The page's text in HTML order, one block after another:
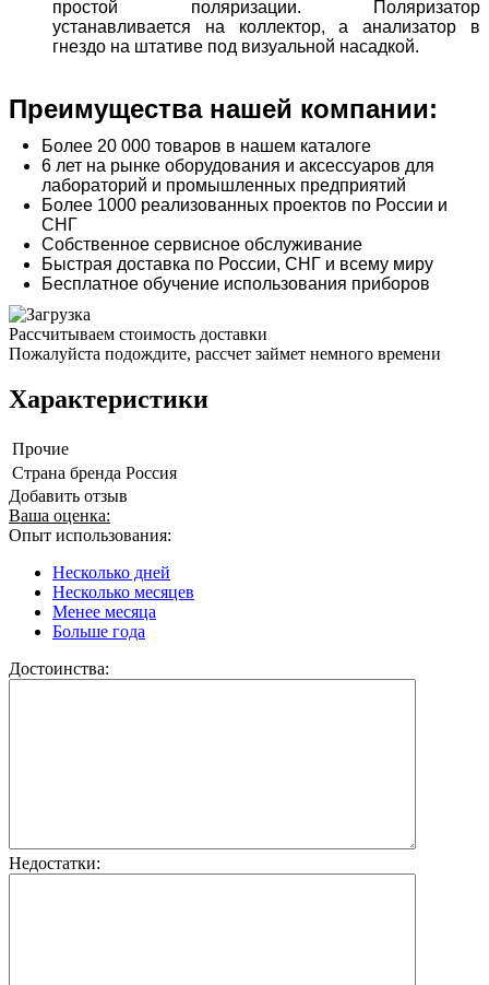
простой поляризации. Поляризатор
устанавливается на коллектор, а анализатор в
гнездо на штативе под визуальной насадкой.
Преимущества нашей компании:
Более 20 000 товаров в нашем каталоге
6 лет на рынке оборудования и аксессуаров для
лабораторий и промышленных предприятий
Более 1000 реализованных проектов по России и
СНГ
Собственное сервисное обслуживание
Быстрая доставка по России, СНГ и всему миру
Бесплатное обучение использования приборов
Рассчитываем стоимость доставки
Пожалуйста подождите, рассчет займет немного времени
Характеристики
Прочие
Страна бренда Россия
Добавить отзыв
Ваша оценка:
Опыт использования:
Несколько дней
Несколько месяцев
Менее месяца
Больше года
Достоинства:
Недостатки: